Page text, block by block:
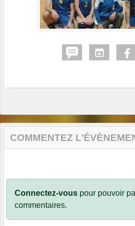
COMMENTEZ
Connectez-vous pour pouvoir
commentaires.